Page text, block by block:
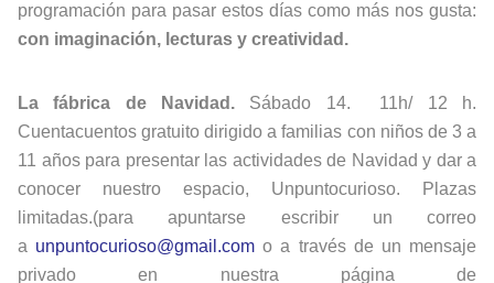
programación para pasar estos días como más nos gusta:
con imaginación, lecturas y creatividad.
La fábrica de Navidad. Sábado 14. 11h/ 12 h.
Cuentacuentos gratuito dirigido a familias con niños de 3 a
11 años para presentar las actividades de Navidad y dar a
conocer nuestro espacio, Unpuntocurioso. Plazas
limitadas.(para apuntarse escribir un correo
a unpuntocurioso@gmail.com o a través de un mensaje
privado en nuestra página de